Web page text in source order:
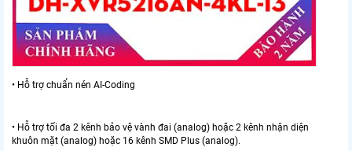
• Hỗ trợ chuẩn nén AI-Coding
• Hỗ trợ tối đa 2 kênh bảo vệ vành đai (analog) hoặc 2 kênh nhận diện
khuôn mặt (analog) hoặc 16 kênh SMD Plus (analog).